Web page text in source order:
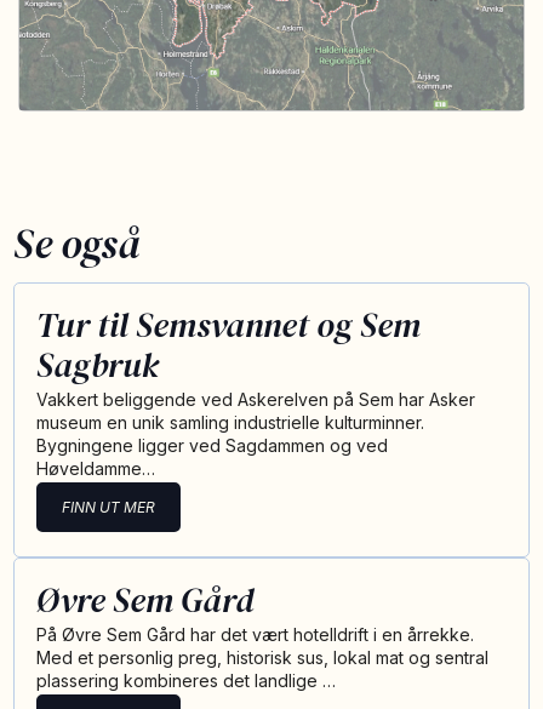
Se også
Tur til Semsvannet og Sem
Sagbruk
Vakkert beliggende ved Askerelven på Sem har Asker
museum en unik samling industrielle kulturminner.
Bygningene ligger ved Sagdammen og ved
Høveldamme…
FINN UT MER
Øvre Sem Gård
På Øvre Sem Gård har det vært hotelldrift i en årrekke.
Med et personlig preg, historisk sus, lokal mat og sentral
plassering kombineres det landlige …